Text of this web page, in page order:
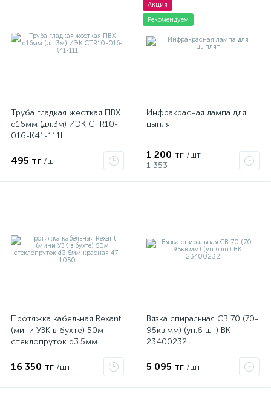
Труба гладкая жесткая ПВХ
d16мм (дл.3м) ИЭК CTR10-
016-K41-111I
495 тг /шт
Акция
Рекомендуем
Инфракрасная лампа для
цыплят
1 200 тг /шт
1 353 тг
Протяжка кабельная Rexant
(мини УЗК в бухте) 50м
стеклопруток d3.5мм
16 350 тг /шт
Вязка спиральная СВ 70 (70-
95кв.мм) (уп.6 шт) ВК
23400232
5 095 тг /шт